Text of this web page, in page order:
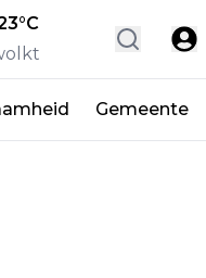
°C
Gemeente